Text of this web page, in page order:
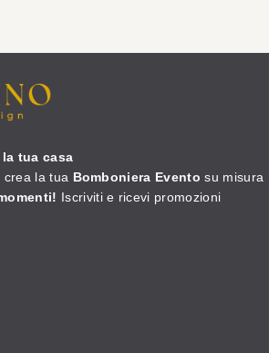
tua casa
crea la tua Bomboniera Evento su misura
Iscriviti e ricevi promozioni